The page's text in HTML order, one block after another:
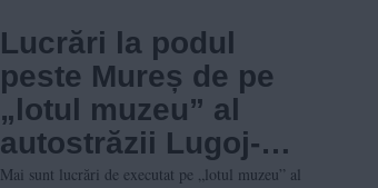
Lucrări la podul
peste Mureș de pe
„lotul muzeu” al
autostrăzii Lugoj-
Deva
Mai sunt lucrări de executat pe „lotul muzeu” al